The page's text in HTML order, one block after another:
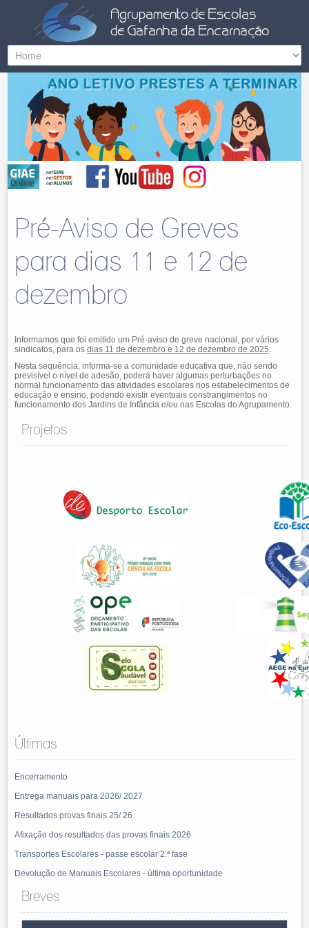
Pré-Aviso de Greves
para dias 11 e 12 de
dezembro
Informamos que foi emitido um Pré-aviso de greve nacional, por vários
sindicatos, para osdias 11 de dezembro e 12 de dezembro de 2025
Nesta sequência, informa-se a comunidade educativa que, não sendo
previsível o nível de adesão, poderá haver algumas perturbações no
normal funcionamento das atividades escolares nos estabelecimentos de
educação e ensino, podendo existir eventuais constrangimentos no
funcionamento dos Jardins de Infância e/ou nas Escolas do Agrupamento.
Projetos
Últimas
Encerramento
Entrega manuais para 2026/ 2027
Resultados provas finais 25/ 26
Afixação dos resultados das provas finais 2026
Transportes Escolares - passe escolar 2.ª fase
Devolução de Manuais Escolares - última oportunidade
Breves